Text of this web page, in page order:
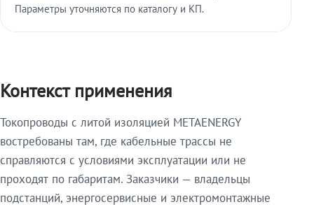
Параметры уточняются по каталогу и КП.
Контекст применения
Токопроводы с литой изоляцией METAENERGY
востребованы там, где кабельные трассы не
справляются с условиями эксплуатации или не
проходят по габаритам. Заказчики — владельцы
подстанций, энергосервисные и электромонтажные